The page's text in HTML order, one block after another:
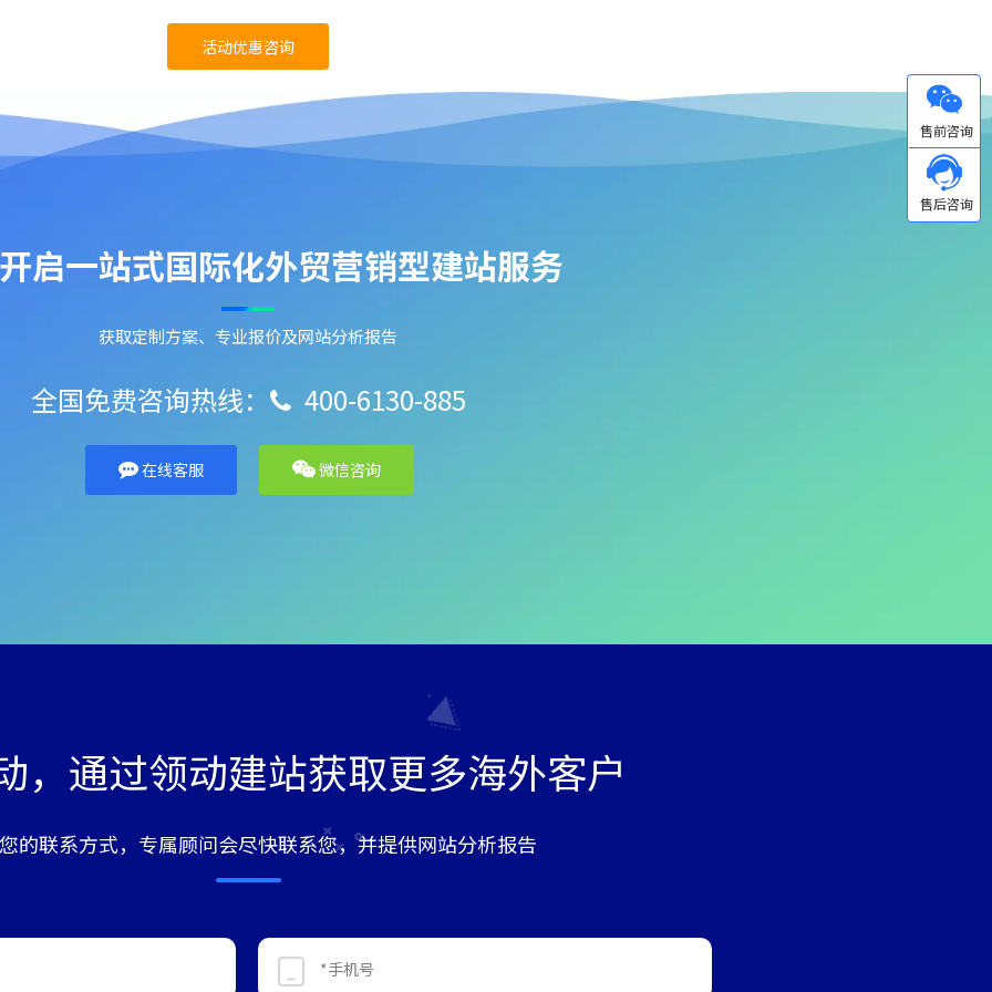
活动优惠咨询
启一站式国际化外贸营销型建站服务
获取定制方案、专业报价及网站分析报告
全国免费咨询热线：  400-6130-885
在线客服 微信咨询
，通过领动建站获取更多海外客户
的联系方式，专属顾问会尽快联系您，并提供网站分析报告
微信